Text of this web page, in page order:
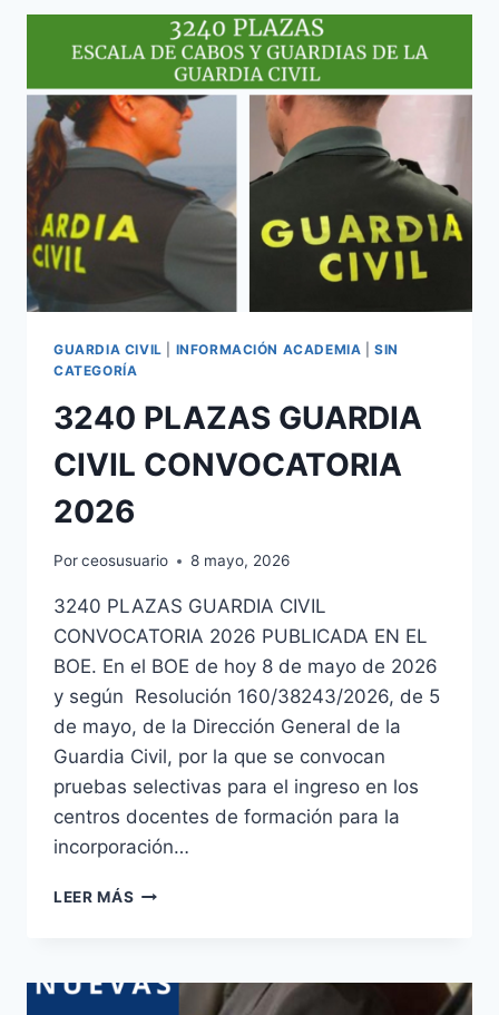
PLAZAS
CONVOCADAS:
ELCHE
;
SANT
JOAN
D
´ALACANT
REAL
;
DE
XIVERT
GUARDIA CIVIL INFORMACIÓN ACADEMIA |SIN
CATEGORÍA
3240 PLAZAS GUARDIA
CIVIL CONVOCATORIA
2026
Porceosusuario 8 mayo, 2026
3240 PLAZAS GUARDIA CIVIL
CONVOCATORIA 2026 PUBLICADA EN EL
BOE. En el BOE de hoy 8 de mayo de 2026
y según Resolución 160/38243/2026, de 5
de mayo, de la Dirección General de la
Guardia Civil, por la que se convocan
pruebas selectivas para el ingreso en los
centros docentes de formación para la
incorporación…
LEER MÁS 3240
CONVOCATORIA